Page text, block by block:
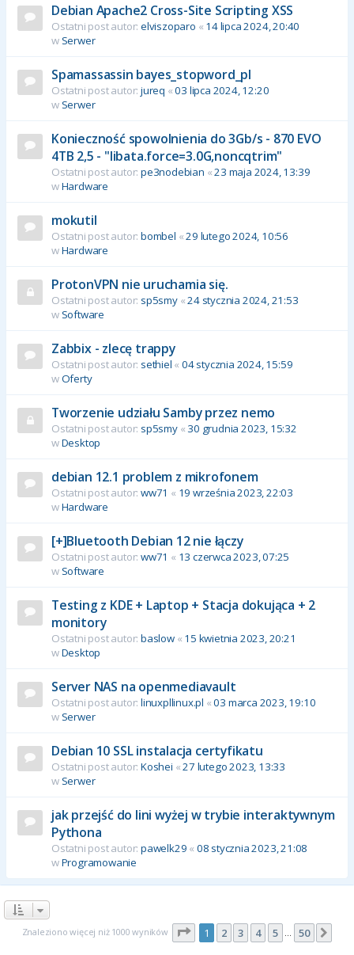
Debian Apache2 Cross-Site Scripting XSS
Ostatni post autor: elviszoparo « 14 lipca 2024, 20:40
w Serwer
Spamassassin bayes_stopword_pl
Ostatni post autor: jureq «03 lipca 2024, 12:20
w Serwer
Konieczność spowolnienia do 3Gb/s - 870 EVO
4TB 2,5 - "libata.force=3.0G,noncqtrim"
Ostatni post autor: pe3nodebian «23 maja 2024, 13:39
wHardware
mokutil
Ostatni post autor: bombel «29 lutego 2024, 10:56
wHardware
ProtonVPN nie uruchamia się.
Ostatni post autor: sp5smy«24 stycznia 2024, 21:53
w Software
Zabbix - zlecę trappy
Ostatni post autor: sethiel «04 stycznia 2024, 15:59
wOferty
Tworzenie udziału Samby przez nemo
Ostatni post autor: sp5smy« 30 grudnia 2023, 15:32
wDesktop
debian 12.1 problem z mikrofonem
Ostatni post autor: ww71 « 19 września 2023, 22:03
wHardware
[+]Bluetooth Debian 12 nie łączy
Ostatni post autor: ww71 « 13 czerwca 2023, 07:25
w Software
Testing z KDE + Laptop + Stacja dokująca + 2
monitory
Ostatni post autor: baslow« 15 kwietnia 2023, 20:21
wDesktop
Server NAS na openmediavault
Ostatni post autor: linuxpllinux.pl «03 marca 2023, 19:10
w Serwer
Debian 10 SSL instalacja certyfikatu
Ostatni post autor: Koshei «27 lutego 2023, 13:33
w Serwer
jak przejść do lini wyżej w trybie interaktywnym
Pythona
Ostatni post autor: pawelk29 « 08 stycznia 2023, 21:08
wProgramowanie
Znaleziono więcej niż 1000 wyników Strona z50
1 2 3 4 5 … 50